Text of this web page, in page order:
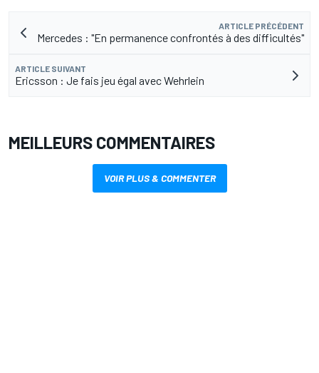
ARTICLE PRÉCÉDENT
Mercedes : "En permanence confrontés à des difficultés"
ARTICLE SUIVANT
Ericsson : Je fais jeu égal avec Wehrlein
MEILLEURS COMMENTAIRES
VOIR PLUS & COMMENTER